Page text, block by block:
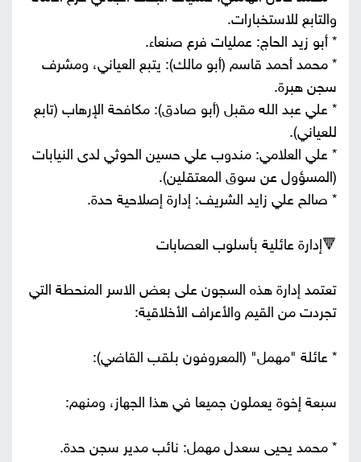
والتابع للاستخبارات.
* أبو زيد الحاج: عمليات فرع صنعاء.
* محمد أحمد قاسم (أبو مالك): يتبع العياني، ومشرف
سجن هبرة.
* علي عبد الله مقبل (أبو صادق): مكافحة الإرهاب (تابع
للعياني).
* علي العلامي: مندوب علي حسين الحوثي لدى النيابات
(المسؤول عن سوق المعتقلين).
* صالح علي زايد الشريف: إدارة إصلاحية حدة.
🔻إدارة عائلية بأسلوب العصابات
تعتمد إدارة هذه السجون على بعض الاسر المنحطة التي
تجردت من القيم والأعراف الأخلاقية:
* عائلة "مهمل" (المعروفون بلقب القاضي):
سبعة إخوة يعملون جميعا في هذا الجهاز، ومنهم:
* محمد يحيى سعدل مهمل: نائب مدير سجن حدة.